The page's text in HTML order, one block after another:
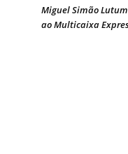
Miguel Simão
ao Multicaixa